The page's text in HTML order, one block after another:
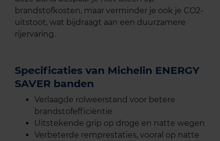
brandstofkosten, maar verminder je ook je CO2-
uitstoot, wat bijdraagt aan een duurzamere
rijervaring.
Specificaties van Michelin ENERGY
SAVER banden
Verlaagde rolweerstand voor betere
brandstofefficiëntie
Uitstekende grip op droge en natte wegen
Verbeterde remprestaties, vooral op natte